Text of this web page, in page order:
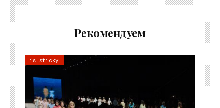
Рекомендуем
is sticky